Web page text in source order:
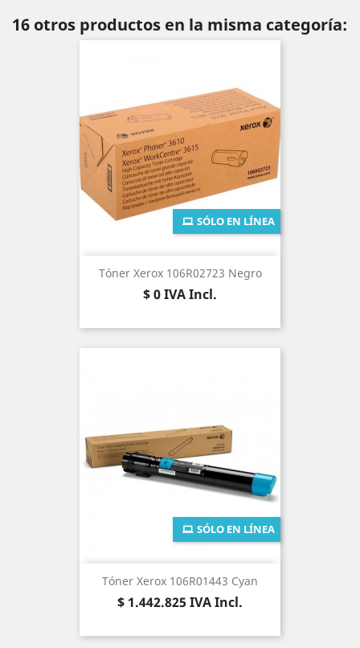
16 otros productos en la misma categoría:
Tóner Xerox 106R02723 Negro
Precio
$ 0IVA Incl.
SÓLO EN LÍNEA
Tóner Xerox 106R01443 Cyan
Precio
$ 1.442.825IVA Incl.
SÓLO EN LÍNEA